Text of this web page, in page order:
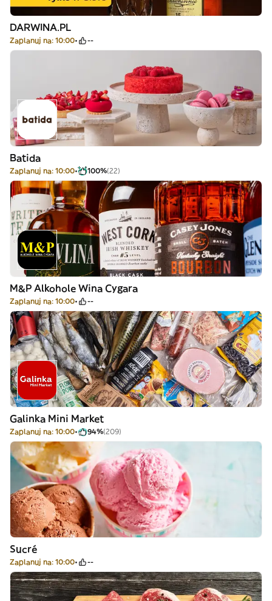
DARWINA.PL
Zaplanuj na: 10:00 --
Batida
Zaplanuj na: 10:00 100%(22)
M&P Alkohole Wina Cygara
Zaplanuj na: 10:00 --
Galinka Mini Market
Zaplanuj na: 10:00 94%(209)
Sucré
Zaplanuj na: 10:00 --